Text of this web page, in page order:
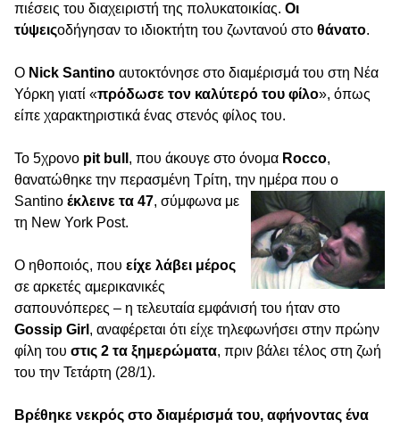
πιέσεις του διαχειριστή της πολυκατοικίας. Οι
τύψειςοδήγησαν το ιδιοκτήτη του ζωντανού στο θάνατο.
Ο Nick Santino αυτοκτόνησε στο διαμέρισμά του στη Νέα
Υόρκη γιατί «πρόδωσε τον καλύτερό του φίλο», όπως
είπε χαρακτηριστικά ένας στενός φίλος του.
Το 5χρονο pit bull , που άκουγε στο όνομα Rocco,
θανατώθηκε την περασμένη Τρίτη, την ημέρα που ο
Santino έκλεινε τα 47, σύμφωνα με
τη New York Post.
Ο ηθοποιός, που είχε λάβει μέρος
σε αρκετές αμερικανικές
σαπουνόπερες – η τελευταία εμφάνισή του ήταν στο
Gossip Girl , αναφέρεται ότι είχε τηλεφωνήσει στην πρώην
φίλη του στις 2 τα ξημερώματα, πριν βάλει τέλος στη ζωή
του την Τετάρτη (28/1).
Βρέθηκε νεκρός στο διαμέρισμά του, αφήνοντας ένα